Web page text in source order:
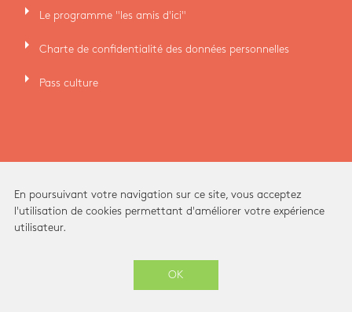
arrow_right Le programme "les amis d'ici"
arrow_right Charte de confidentialité des données personnelles
arrow_right Pass culture
Ici Librairie - Paris Grands Boulevards © 2026 -
En poursuivant votre navigation sur ce site, vous acceptez
l'utilisation de cookies permettant d'améliorer votre expérience
utilisateur.
OK